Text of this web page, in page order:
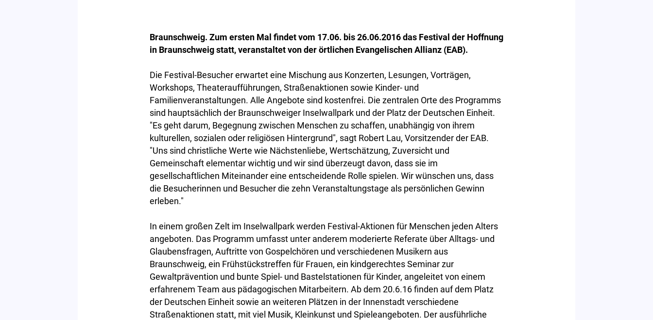
Braunschweig. Zum ersten Mal findet vom 17.06. bis 26.06.2016 das Festival der Hoffnung
in Braunschweig statt, veranstaltet von der örtlichen Evangelischen Allianz (EAB).
Die Festival-Besucher erwartet eine Mischung aus Konzerten, Lesungen, Vorträgen,
Workshops, Theateraufführungen, Straßenaktionen sowie Kinder- und
Familienveranstaltungen. Alle Angebote sind kostenfrei. Die zentralen Orte des Programms
sind hauptsächlich der Braunschweiger Inselwallpark und der Platz der Deutschen Einheit.
"Es geht darum, Begegnung zwischen Menschen zu schaffen, unabhängig von ihrem
kulturellen, sozialen oder religiösen Hintergrund", sagt Robert Lau, Vorsitzender der EAB.
"Uns sind christliche Werte wie Nächstenliebe, Wertschätzung, Zuversicht und
Gemeinschaft elementar wichtig und wir sind überzeugt davon, dass sie im
gesellschaftlichen Miteinander eine entscheidende Rolle spielen. Wir wünschen uns, dass
die Besucherinnen und Besucher die zehn Veranstaltungstage als persönlichen Gewinn
erleben."
In einem großen Zelt im Inselwallpark werden Festival-Aktionen für Menschen jeden Alters
angeboten. Das Programm umfasst unter anderem moderierte Referate über Alltags- und
Glaubensfragen, Auftritte von Gospelchören und verschiedenen Musikern aus
Braunschweig, ein Frühstückstreffen für Frauen, ein kindgerechtes Seminar zur
Gewaltprävention und bunte Spiel- und Bastelstationen für Kinder, angeleitet von einem
erfahrenem Team aus pädagogischen Mitarbeitern. Ab dem 20.6.16 finden auf dem Platz
der Deutschen Einheit sowie an weiteren Plätzen in der Innenstadt verschiedene
Straßenaktionen statt, mit viel Musik, Kleinkunst und Spieleangeboten. Der ausführliche